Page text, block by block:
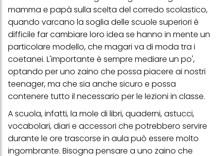
mamma e papà sulla scelta del corredo scolastico,
quando varcano la soglia delle scuole superiori è
difficile far cambiare loro idea se hanno in mente un
particolare modello, che magari va di moda tra i
coetanei. L'importante è sempre mediare un po',
optando per uno zaino che possa piacere ai nostri
teenager, ma che sia anche sicuro e possa
contenere tutto il necessario per le lezioni in classe.
A scuola, infatti, la mole di libri, quaderni, astucci,
vocabolari, diari e accessori che potrebbero servire
durante le ore trascorse in aula può essere molto
ingombrante. Bisogna pensare a uno zaino che